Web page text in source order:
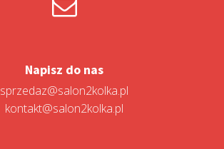
Napisz do nas
sprzedaz@salon2kolka.pl
kontakt@salon2kolka.pl